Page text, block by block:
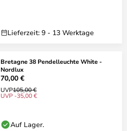
Lieferzeit: 9 - 13 Werktage
Bretagne 38 Pendelleuchte White -
Nordlux
70,00 €
UVP105,00 €
UVP -35,00 €
Auf Lager.